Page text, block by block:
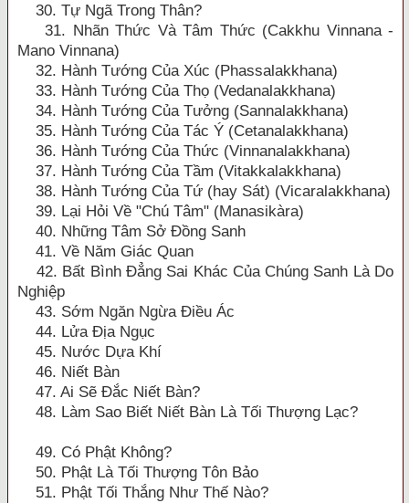
30. Tự Ngã Trong Thân?
31. Nhãn Thức Và Tâm Thức (Cakkhu Vinnana -
Mano Vinnana)
32. Hành Tướng Của Xúc (Phassalakkhana)
33. Hành Tướng Của Thọ (Vedanalakkhana)
34. Hành Tướng Của Tưởng (Sannalakkhana)
35. Hành Tướng Của Tác Ý (Cetanalakkhana)
36. Hành Tướng Của Thức (Vinnanalakkhana)
37. Hành Tướng Của Tầm (Vitakkalakkhana)
38. Hành Tướng Của Tứ (hay Sát) (Vicaralakkhana)
39. Lại Hỏi Về "Chú Tâm" (Manasikàra)
40. Những Tâm Sở Đồng Sanh
41. Về Năm Giác Quan
42. Bất Bình Đẳng Sai Khác Của Chúng Sanh Là Do
Nghiệp
43. Sớm Ngăn Ngừa Điều Ác
44. Lửa Địa Ngục
45. Nước Dựa Khí
46. Niết Bàn
47. Ai Sẽ Đắc Niết Bàn?
48. Làm Sao Biết Niết Bàn Là Tối Thượng Lạc?
49. Có Phật Không?
50. Phật Là Tối Thượng Tôn Bảo
51. Phật Tối Thắng Như Thế Nào?